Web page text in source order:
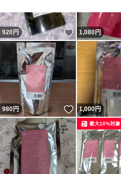
920円 いいね！
1,080円
980円 いいね！
1,000円
最大10%対象